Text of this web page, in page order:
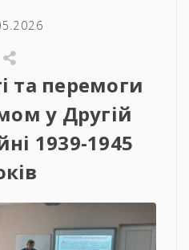
та перемоги
у Другій
1939-1945